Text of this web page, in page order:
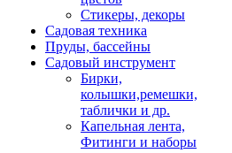
Стикеры, декоры
Садовая техника
Пруды, бассейны
Садовый инструмент
Бирки,
колышки,ремешки,
таблички и др.
Капельная лента,
Фитинги и наборы